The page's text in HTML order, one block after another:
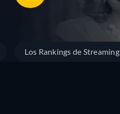
Los Rankings de Streaming